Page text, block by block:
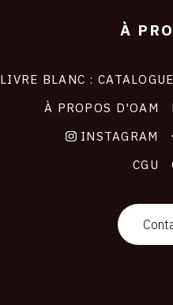
À
LIVRE BLANC :
À PROPOS D'OAM
INSTAGRAM
CGU